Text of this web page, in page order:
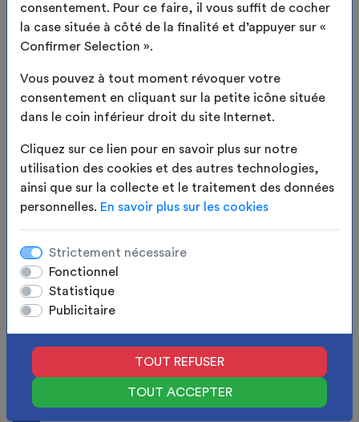
consentement. Pour ce faire, il vous suffit de cocher
la case située à côté de la finalité et d’appuyer sur «
Confirmer Selection ».
Vous pouvez à tout moment révoquer votre
consentement en cliquant sur la petite icône située
dans le coin inférieur droit du site Internet.
Cliquez sur ce lien pour en savoir plus sur notre
utilisation des cookies et des autres technologies,
ainsi que sur la collecte et le traitement des données
personnelles. En savoir plus sur les cookies
Strictement nécessaire
Fonctionnel
Statistique
Publicitaire
TOUT REFUSER
TOUT ACCEPTER
2 Toile/Coloris
3
4 Résumé
APERÇU